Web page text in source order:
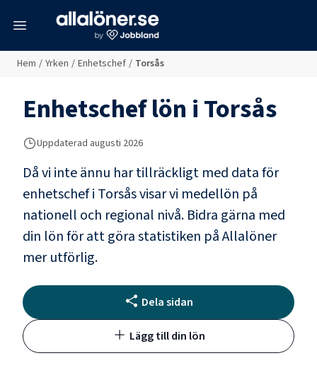
Hem / Yrken / Enhetschef / Torsås
Enhetscheflön iTorsås
Uppdaterad augusti 2026
Då vi inte ännu har tillräckligt med data för
enhetschefi Torsåsvisar vi medellön på
nationell och regional nivå. Bidra gärna med
din lön för att göra statistiken på Allalöner
mer utförlig.
Dela sidan
Lägg till din lön